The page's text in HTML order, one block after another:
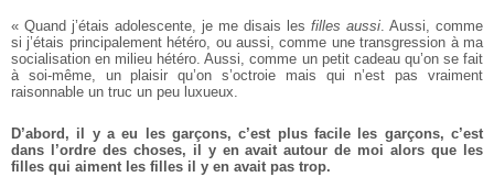
« Quand j’étais adolescente, je me disais les filles aussi. Aussi, comme
si j’étais principalementhétéro, ou aussi, comme unetransgression à ma
socialisation en milieu hétéro. Aussi, comme unpetit cadeau qu’on se fait
à soi-même, un plaisir qu’on s’octroie mais qui n’est pas vraiment
raisonnable un truc un peu luxueux.
D’abord, il y a eu les garçons, c’est plus facile les garçons, c’est
dans l’ordre des choses, il y en avait autour de moi alors que les
filles qui aiment les filles il y en avait pas trop.